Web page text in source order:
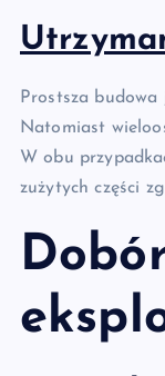
Prostsza
Natomiast
W obu
zużytych części